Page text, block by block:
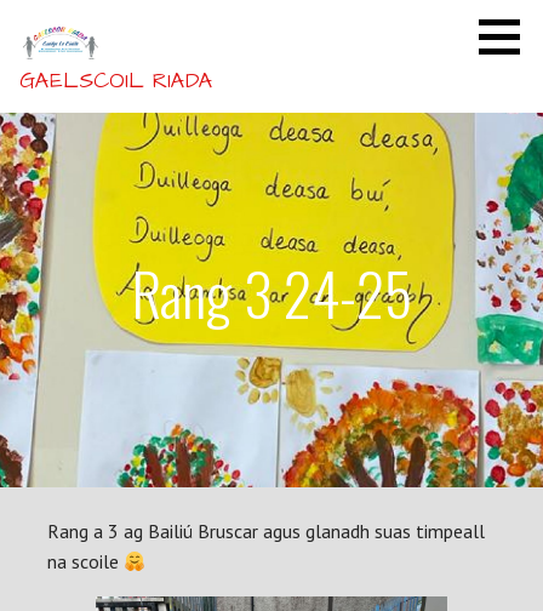
content
GAELSCOIL RIADA
Rang 3 24-25
Rang a 3 ag Bailiú Bruscar agus glanadh suas timpeall
na scoile